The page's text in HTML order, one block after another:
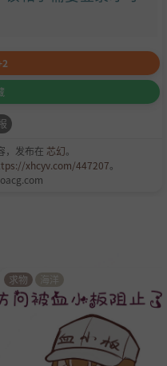
，发布在 芯幻。
xhcyv.com/447207。
求物 海洋